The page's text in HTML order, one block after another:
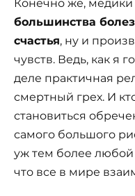
Конечно же,
большинства
счастья, ну и
чувств. Ведь, как я
деле практичная
смертный грех. И
становиться
самого большого
уж тем более
что все в мире